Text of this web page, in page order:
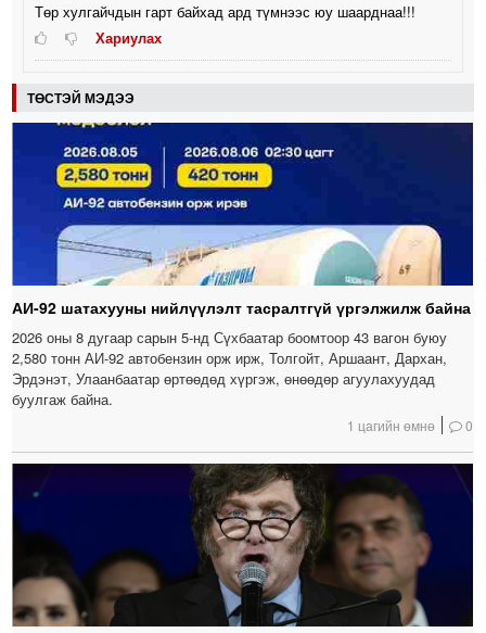
Төр хулгайчдын гарт байхад ард түмнээс юу шаарднаа!!!
Хариулах
ТӨСТЭЙ МЭДЭЭ
АИ-92 шатахууны нийлүүлэлт тасралтгүй үргэлжилж байна
2026 оны 8 дугаар сарын 5-нд Сүхбаатар боомтоор 43 вагон буюу
2,580 тонн АИ-92 автобензин орж ирж, Толгойт, Аршаант, Дархан,
Эрдэнэт, Улаанбаатар өртөөдөд хүргэж, өнөөдөр агуулахуудад
буулгаж байна.
1 цагийн өмнө 0